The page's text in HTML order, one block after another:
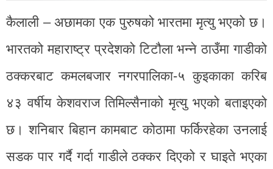
कैलाली – अछामका एक पुरुषको भारतमा मृत्यु भएको छ।
भारतको महाराष्ट्र प्रदेशको टिटौला भन्ने ठाउँमा गाडीको
ठक्करबाट कमलबजार नगरपालिका-५ कुइकाका करिब
४३ वर्षीय केशवराज तिमिल्सैनाको मृत्यु भएको बताइएको
छ। शनिबार बिहान कामबाट कोठामा फर्किरहेका उनलाई
सडक पार गर्दै गर्दा गाडीले ठक्कर दिएको र घाइते भएका